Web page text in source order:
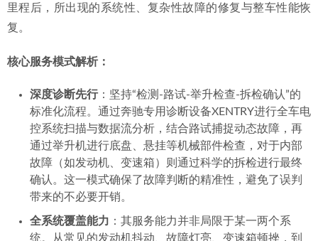
里程后，所出现的系统性、复杂性故障的修复与整车性能恢
复。
核心服务模式解析：
深度诊断先行：坚持“检测-路试-举升检查-拆检确认”的
标准化流程。通过奔驰专用诊断设备XENTRY进行全车电
控系统扫描与数据流分析，结合路试捕捉动态故障，再
通过举升机进行底盘、悬挂等机械部件检查，对于内部
故障（如发动机、变速箱）则通过科学的拆检进行最终
确认。这一模式确保了故障判断的精准性，避免了误判
带来的不必要开销。
全系统覆盖能力 ：其服务能力并非局限于某一两个系
统。从常见的发动机抖动、故障灯亮、变速箱顿挫，到